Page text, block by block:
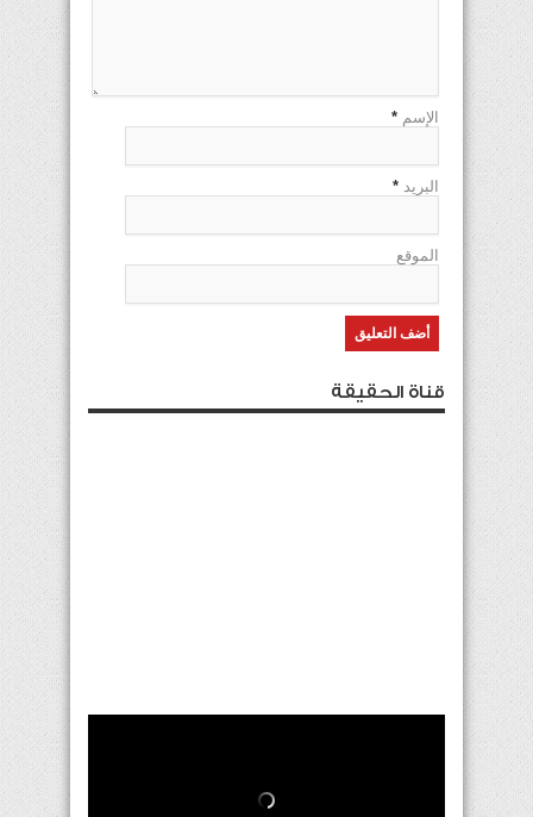
الإسم *
البريد *
الموقع
قناة الحقيقة